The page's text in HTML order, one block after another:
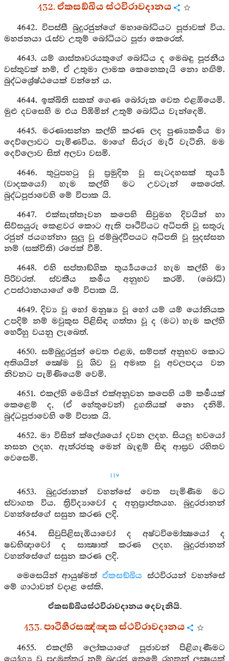
432. ඒකසඞ්ඛිය ස්ථවිරාවදානය
4642. විපස්සී බුදුරජුන්ගේ මහාබෝධියට පූජාවක් විය.
මහජනයා රැස්ව උතුම් බෝධියට පූජා කෙරෙත්.
4643. යම් ශාස්තෘවරයකුගේ බෝධිය ද මෙබඳු පූජනීය
වස්තුවක් නම්, ඒ උතුමා ලාමක කෙනෙකැයි නො හඟිම්.
බුද්ධශ්‍රේෂ්ඨයෙක් වන්නේ ය.
4644. ඉක්බිති සකක් ගෙණ බෝරුක වෙත එළඹියෙමි.
මුළු දවසෙහි ම එය පිඹිමින් උතුම් බෝධිය වැන්දෙමි.
4645. මරණාසන්න කල්හි කරණ ලද පුණ්‍යකර්‍මය මා
දෙව්ලොවට පැමිණවිය. මාගේ සිරුර මැරී වැටිනි. මම
දෙව්ලොව සිත් අලවා වසමි.
4646. තුටුපහටු වූ ප්‍රමුදිත වූ සැටදහසක් තූර්‍ය්‍ය
(වාදකයෝ) හැම කල්හි මට උවටැන් කෙරෙත්.
බුද්ධපූජාවෙහි මේ විපාක යි.
4647. එක්සැත්තෑවන කපෙහි සිවුමහ දිවයින් හා
සිව්සයුරු කෙළවර කොට ඇති පෘථිවියට අධිපති වූ සතුරු
රජුන් ජයගන්නා සුලු වූ ජම්බුද්වීපයට අධිපති වූ සුදස්සන
නම් (සක්විති) රජෙක් වීමි.
4648. එහි සප්තාඞ්ගික තුර්‍ය්‍යයයෝ හැම කල්හි මා
පිරිවරත්. ස්වකීය කර්‍මය අනුභව කරමි. (බෝධි)
උපස්ථානයාගේ මේ විපාක යි.
4649. දිව්‍ය වූ හෝ මනුෂ්‍ය වූ හෝ යම් යම් යෝනියක
උපදිම් නම් මවුකුස පිළිසිඳ ගත්තා වූ ද (මට) හැම කල්හි
හෙරීහු වයනු ලැබෙත්.
4650. සම්බුදුරජුන් වෙත එළඹ, සම්පත් අනුභව කොට
අතිශයින් ක්‍ෂේම වූ ශිව වූ අමෘත වූ අවලපදය වන
නිවනට පැමිණියෙම් වෙමි.
4651. එකල්හි මෙයින් එක්අනූවන කපෙහි යම් කර්‍මයක්
කෙළෙම් ද, (ඒ හේතුවෙන්) දුගතියක් නො දනිමි.
බුද්ධපූජාවෙහි මේ විපාක යි.
4652. මා විසින් ක්ලේශයෝ දවන ලදහ. සියලු භවයෝ
නසන ලදහ. ඇත්රජකු මෙන් බැඳුම් සිඳ ආස්‍රව රහිතව
වෙසෙමි.
119
4653. බුදුරජානන් වහන්සේ වෙත පැමිණීම මට
ස්වාගත විය. ත්‍රිවිද්‍යාවෝ ද අනුප්‍රාප්තයහ. බුදුරජානන්
වහන්සේගේ සසුන කරණ ලදි.
4654. සිවුපිළිසැඹියාවෝ ද අෂ්ටවිමෝක්‍ෂයෝ ද
ෂඩභිඥාවෝ ද සාක්‍ෂාත් කරණ ලදහ. බුදුරජානන්
වහන්සේගේ සසුන කරණ ලදි.
මෙසෙයින් ආයුෂ්මත්ඒකසඞ්ඛිය ස්ථවිරයන් වහන්සේ
මේ ගාථාවන් වදාළ සේකි.
ඒකසඞ්ඛියස්ථවිරාවදානය දෙවැනියි.
433. පාටිහීරසඤ්ඤක ස්ථවිරාවදානය
4655. එකල්හි ලෝකයාගේ පූජාවන් පිළිගැණීමට